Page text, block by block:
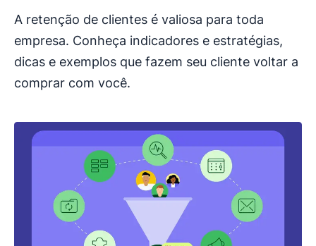
A retenção de clientes é valiosa para toda
empresa. Conheça indicadores e estratégias,
dicas e exemplos que fazem seu cliente voltar a
comprar com você.